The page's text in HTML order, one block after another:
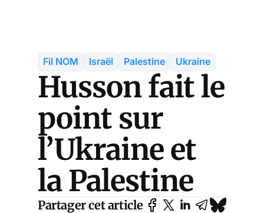
Fil NOM Israël Palestine Ukraine
Husson fait le
point sur
l’Ukraine et
la Palestine
Partager cet article